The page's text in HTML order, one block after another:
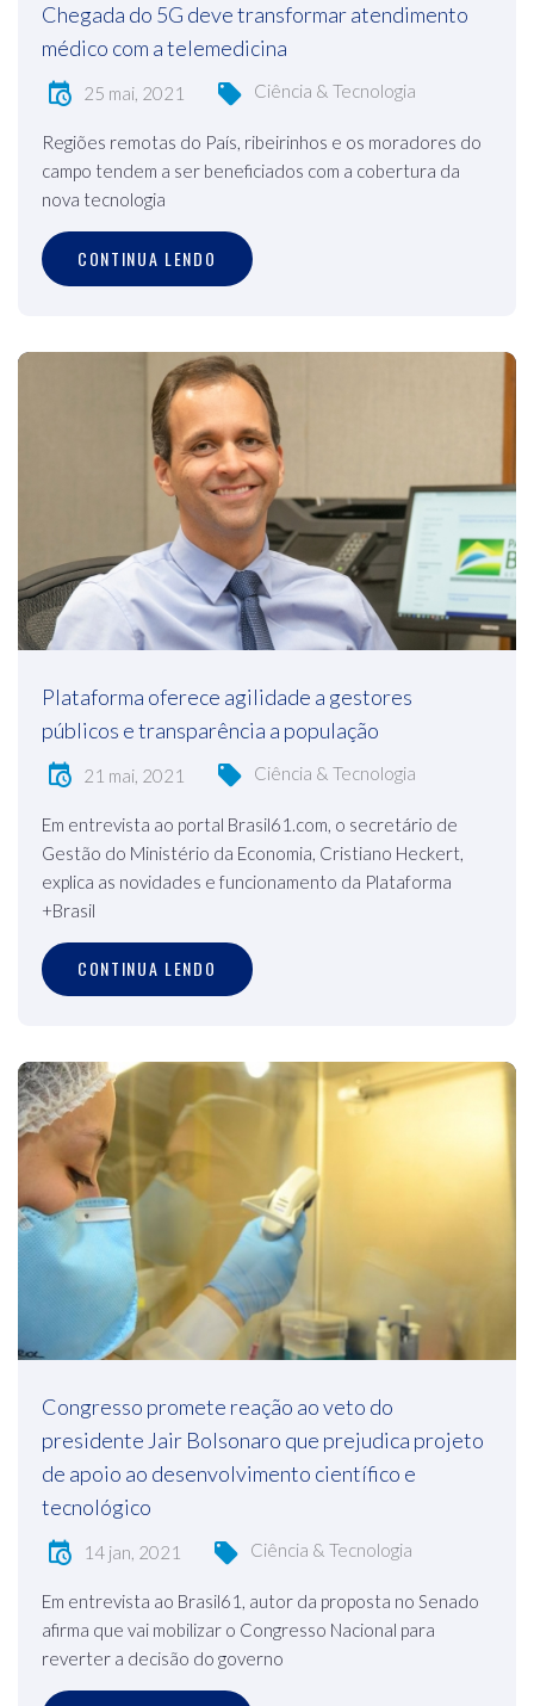
Chegada do 5G deve transformar atendimento
médico com a telemedicina
25 mai, 2021 Ciência & Tecnologia
Regiões remotas do País, ribeirinhos e os moradores do
campo tendem a ser beneficiados com a cobertura da
nova tecnologia
CONTINUA LENDO
Plataforma oferece agilidade a gestores
públicos e transparência a população
21 mai, 2021 Ciência & Tecnologia
Em entrevista ao portal Brasil61.com, o secretário de
Gestão do Ministério da Economia, Cristiano Heckert,
explica as novidades e funcionamento da Plataforma
+Brasil
CONTINUA LENDO
Congresso promete reação ao veto do
presidente Jair Bolsonaro que prejudica projeto
de apoio ao desenvolvimento científico e
tecnológico
14 jan, 2021 Ciência & Tecnologia
Em entrevista ao Brasil61, autor da proposta no Senado
afirma que vai mobilizar o Congresso Nacional para
reverter a decisão do governo